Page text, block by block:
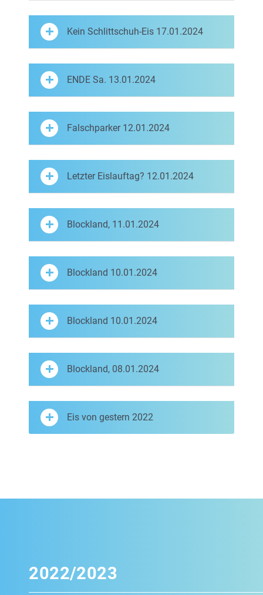
Kein Schlittschuh-Eis 17.01.2024
ENDE Sa. 13.01.2024
Falschparker 12.01.2024
Letzter Eislauftag? 12.01.2024
Blockland, 11.01.2024
Blockland 10.01.2024
Blockland 10.01.2024
Blockland, 08.01.2024
Eis von gestern 2022
2022/2023